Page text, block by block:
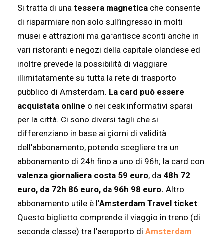
Si tratta di una tessera magnetica che consente
di risparmiare non solo sull’ingresso in molti
musei e attrazioni ma garantisce sconti anche in
vari ristoranti e negozi della capitale olandese ed
inoltre prevede la possibilità di viaggiare
illimitatamente su tutta la rete di trasporto
pubblico di Amsterdam. La card può essere
acquistata online o nei desk informativi sparsi
per la città. Ci sono diversi tagli che si
differenziano in base ai giorni di validità
dell’abbonamento, potendo scegliere tra un
abbonamento di 24h fino a uno di 96h; la card con
valenza giornaliera costa 59 euro, da 48h 72
euro, da 72h 86 euro, da 96h 98 euro. Altro
abbonamento utile è l’Amsterdam Travel ticket:
Questo biglietto comprende il viaggio in treno (di
seconda classe) tra l’aeroporto di Amsterdam